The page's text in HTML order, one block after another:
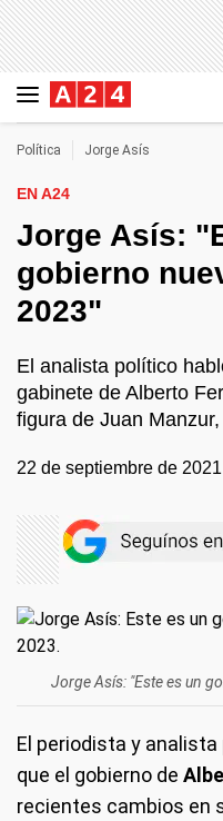
Política Jorge Asís
EN A24
Jorge Asís:
gobierno
2023"
El analista político
gabinete de Alberto
figura de Juan
22 de septiembre de
Jorge Asís: "Este es un
El periodista y
que el gobierno de
recientes cambios en